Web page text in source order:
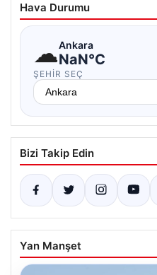
Hava Durumu
☁Ankara
NaN°C
ŞEHIR SEÇ
Bizi Takip Edin
Yan Manşet